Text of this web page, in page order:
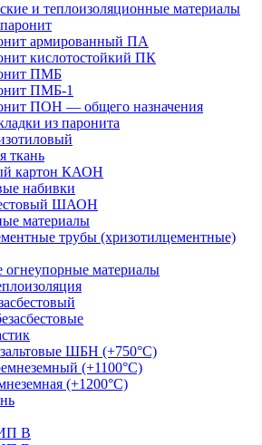
и теплоизоляционные материалы
армированный ПА
кислотостойкий ПК
ПМБ
ПМБ-1
ПОН — общего назначения
из паронита
ткань
картон КАОН
набивки
ШАОН
материалы
трубы (хризотилцементные)
материалы
ШБН (+750°С)
(+1100°С)
(+1200°С)
B